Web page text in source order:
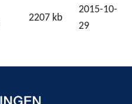
2207 kb
2015-10-
29